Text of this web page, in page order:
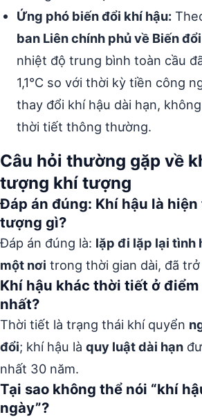
Ứng phó biến đổi khí hậu:
ban Liên chính phủ về Biến
nhiệt độ trung bình toàn cầu
1,1°C so với thời kỳ tiền công
thay đổi khí hậu dài hạn,
thời tiết thông thường.
Câu hỏi thường gặp về
tượng khí tượng
Đáp án đúng: Khí hậu là
tượng gì?
Đáp án đúng là: lặp đi lặp lại tình
một nơi trong thời gian dài, đã
Khí hậu khác thời tiết ở điểm
nhất?
Thời tiết là trạng thái khí quyển
đổi; khí hậu là quy luật dài hạn
nhất 30 năm.
Tại sao không thể nói “khí
ngày”?